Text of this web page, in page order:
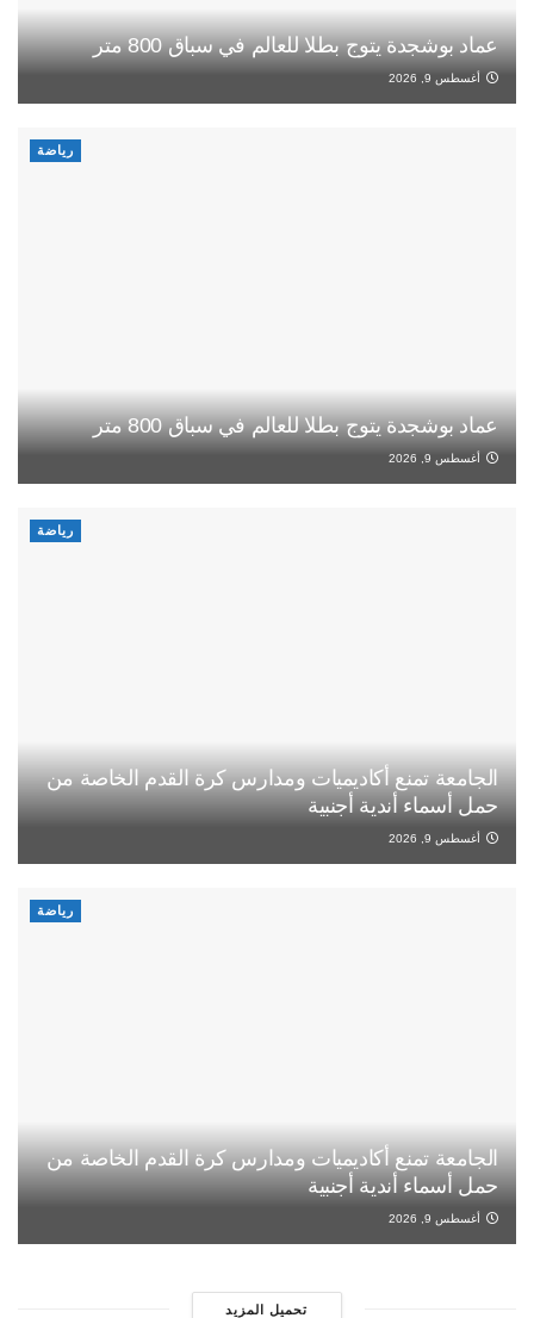
عماد بوشجدة يتوج بطلا للعالم في سباق 800 متر
أغسطس 9, 2026
رياضة
عماد بوشجدة يتوج بطلا للعالم في سباق 800 متر
أغسطس 9, 2026
رياضة
الجامعة تمنع أكاديميات ومدارس كرة القدم الخاصة من
حمل أسماء أندية أجنبية
أغسطس 9, 2026
رياضة
الجامعة تمنع أكاديميات ومدارس كرة القدم الخاصة من
حمل أسماء أندية أجنبية
أغسطس 9, 2026
تحميل المزيد